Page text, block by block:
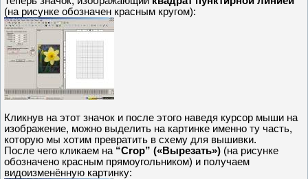
(на рисунке обозначен красным кругом):
Кликнув на этот значок и после этого наведя курсор мыши на
изображение, можно выделить на картинке именно ту часть,
которую мы хотим превратить в схему для вышивки.
После чего кликаем на “Crop” («Вырезать») (на рисунке
обозначено красным прямоугольником) и получаем
видоизменённую картинку: